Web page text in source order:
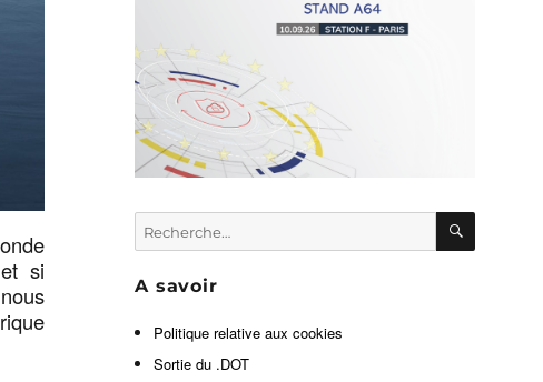
si
Recherche
pour :
A savoir
Politique relative aux cookies
Sortie du .DOT